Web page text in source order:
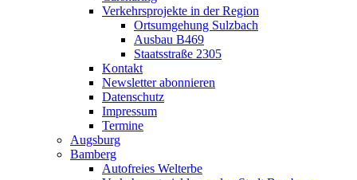
Verkehrsprojekte in der Region
Ortsumgehung Sulzbach
Ausbau B469
Staatsstraße 2305
Kontakt
Newsletter abonnieren
Datenschutz
Impressum
Termine
Augsburg
Bamberg
Autofreies Welterbe